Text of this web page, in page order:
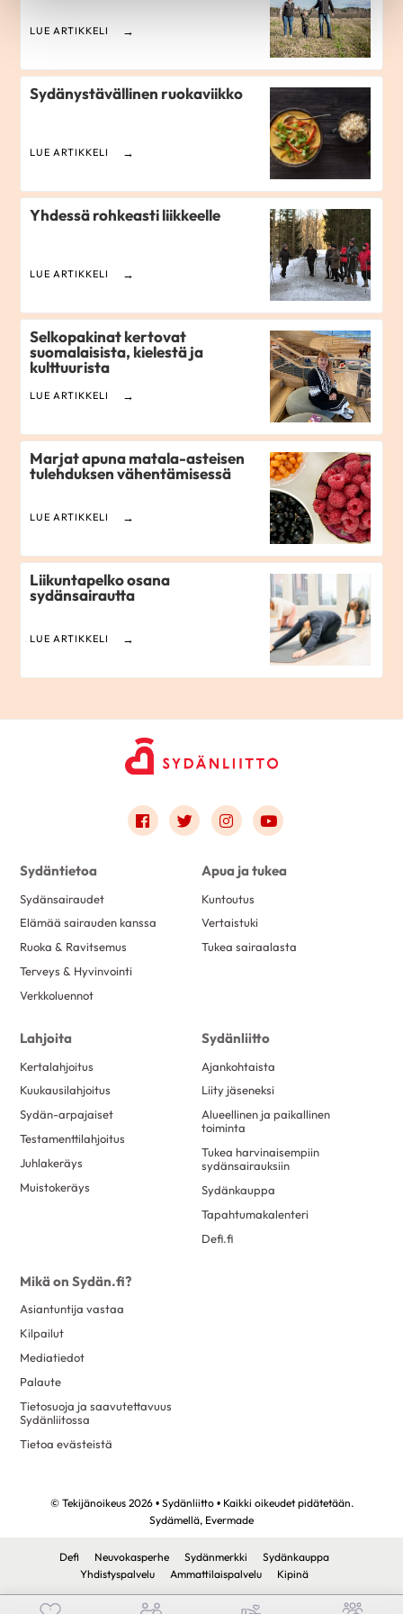
LUE ARTIKKELI
Sydänystävällinen ruokaviikko
LUE ARTIKKELI
Yhdessä rohkeasti liikkeelle
LUE ARTIKKELI
Selkopakinat kertovat
suomalaisista, kielestä ja
kulttuurista
LUE ARTIKKELI
Marjat apuna matala-asteisen
tulehduksen vähentämisessä
LUE ARTIKKELI
Liikuntapelko osana
sydänsairautta
LUE ARTIKKELI
Link to facebook
Link to twitter
Link to instagram
Link to youtube
Sydäntietoa
Sydänsairaudet
Elämää sairauden kanssa
Ruoka & Ravitsemus
Terveys & Hyvinvointi
Verkkoluennot
Apua ja tukea
Kuntoutus
Vertaistuki
Tukea sairaalasta
Lahjoita
Kertalahjoitus
Kuukausilahjoitus
Sydän-arpajaiset
Testamenttilahjoitus
Juhlakeräys
Muistokeräys
Sydänliitto
Ajankohtaista
Liity jäseneksi
Alueellinen ja paikallinen
toiminta
Tukea harvinaisempiin
sydänsairauksiin
Sydänkauppa
Tapahtumakalenteri
Defi.fi
Mikä on Sydän.fi?
Asiantuntija vastaa
Kilpailut
Mediatiedot
Palaute
Tietosuoja ja saavutettavuus
Sydänliitossa
Tietoa evästeistä
© Tekijänoikeus 2026 • Sydänliitto • Kaikki oikeudet pidätetään.
Sydämellä, Evermade
Defi Neuvokasperhe Sydänmerkki
Sydänkauppa
Yhdistyspalvelu
Ammattilaispalvelu Kipinä